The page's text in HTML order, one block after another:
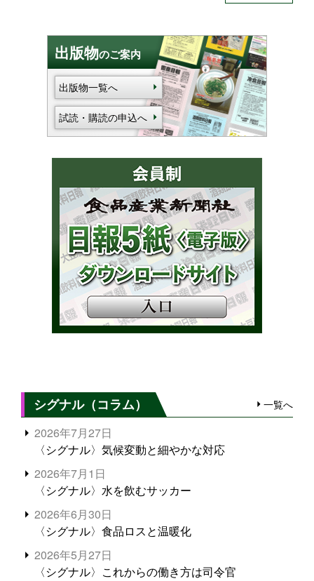
出版物のご案内
出版物一覧へ
試読・購読の申込へ
シグナル（コラム） 一覧へ
2026年7月27日
〈シグナル〉気候変動と細やかな対応
2026年7月1日
〈シグナル〉水を飲むサッカー
2026年6月30日
〈シグナル〉食品ロスと温暖化
2026年5月27日
〈シグナル〉これからの働き方は司令官